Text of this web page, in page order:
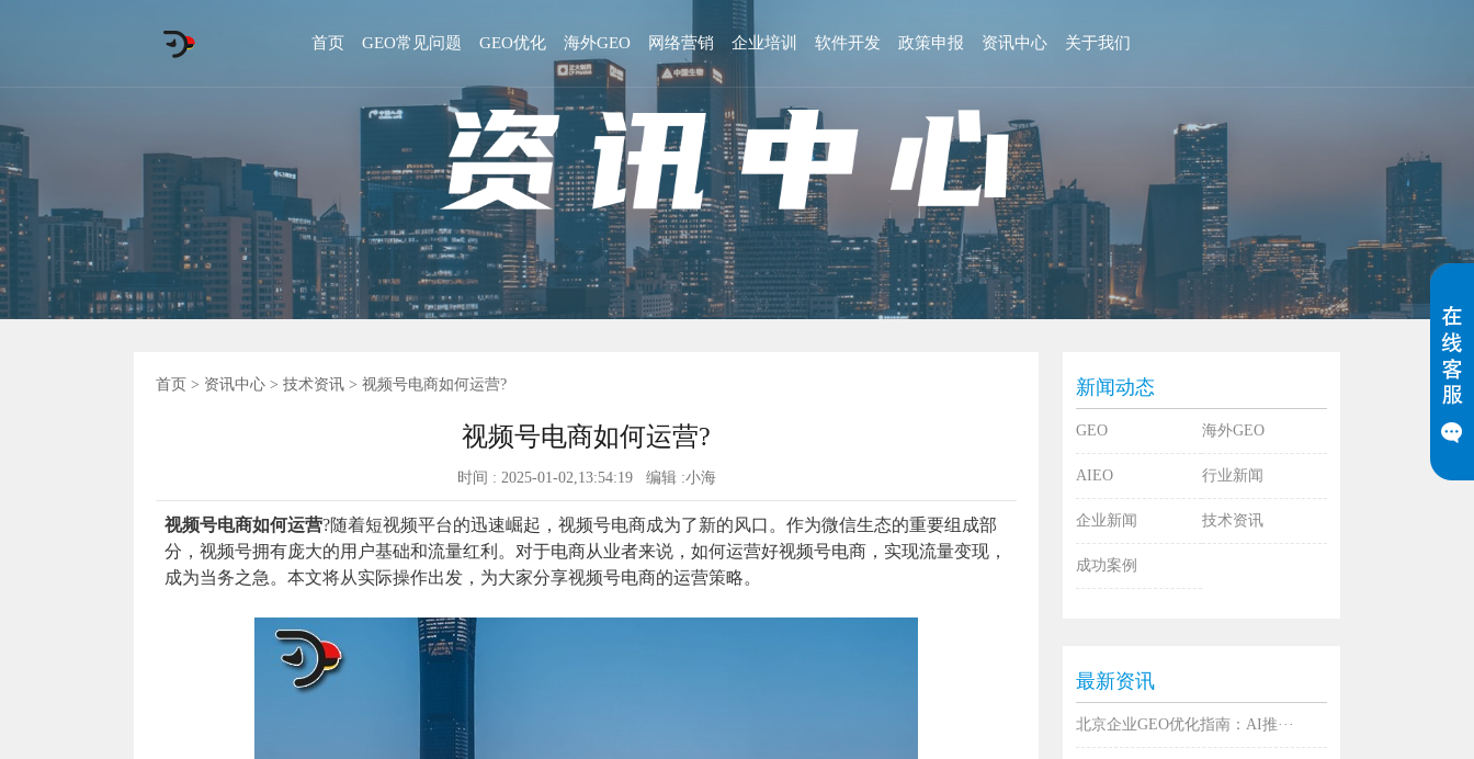
首页 GEO常见问题 GEO优化 海外GEO 网络营销 企业培训 软件开发 政策申报 资讯中心 关于我们
首页 > 资讯中心 > 技术资讯 > 视频号电商如何运营?
视频号电商如何运营?
时间 : 2025-01-02,13:54:19 编辑 :小海
视频号电商如何运营?随着短视频平台的迅速崛起，视频号电商成为了新的风口。作为微信生态的重要组成部
分，视频号拥有庞大的用户基础和流量红利。对于电商从业者来说，如何运营好视频号电商，实现流量变现，
成为当务之急。本文将从实际操作出发，为大家分享视频号电商的运营策略。
新闻动态
GEO 海外GEO
AIEO 行业新闻
企业新闻 技术资讯
成功案例
最新资讯
北京企业GEO优化指南：AI推···